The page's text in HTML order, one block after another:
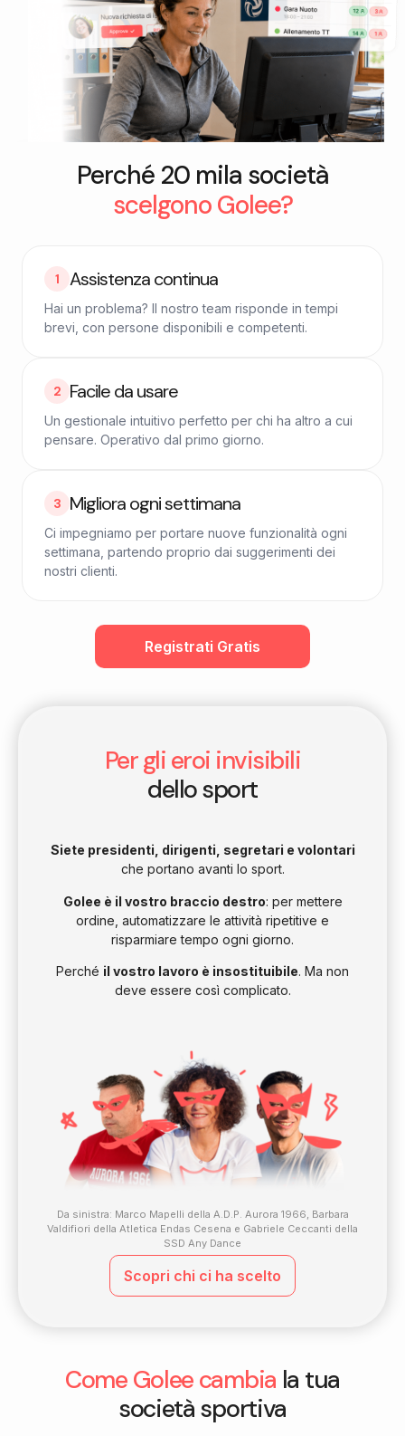
Perché 20 mila società
scelgono Golee?
1 Assistenza continua
Hai un problema? Il nostro team risponde in tempi
brevi, con persone disponibili e competenti.
2 Facile da usare
Un gestionale intuitivo perfetto per chi ha altro a cui
pensare. Operativo dal primo giorno.
3 Migliora ogni settimana
Ci impegniamo per portare nuove funzionalità ogni
settimana, partendo proprio dai suggerimenti dei
nostri clienti.
Registrati Gratis
Per gli eroi invisibili
dello sport
Siete presidenti, dirigenti, segretari e volontari
che portano avanti lo sport.
Golee è il vostro braccio destro: per mettere
ordine, automatizzare le attività ripetitive e
risparmiare tempo ogni giorno.
Perché il vostro lavoro è insostituibile. Ma non
deve essere così complicato.
Da sinistra: Marco Mapelli della A.D.P. Aurora 1966, Barbara
Valdifiori della Atletica Endas Cesena e Gabriele Ceccanti della
SSD Any Dance
Scopri chi ci ha scelto
Come Golee cambia la tua
società sportiva